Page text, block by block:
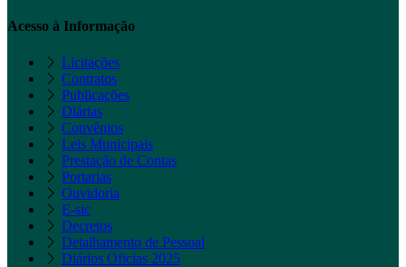
Acesso à Informação
Licitações
Contratos
Publicações
Diárias
Convênios
Leis Municipais
Prestação de Contas
Portarias
Ouvidoria
E-sic
Decretos
Detalhamento de Pessoal
Diários Oficias 2025